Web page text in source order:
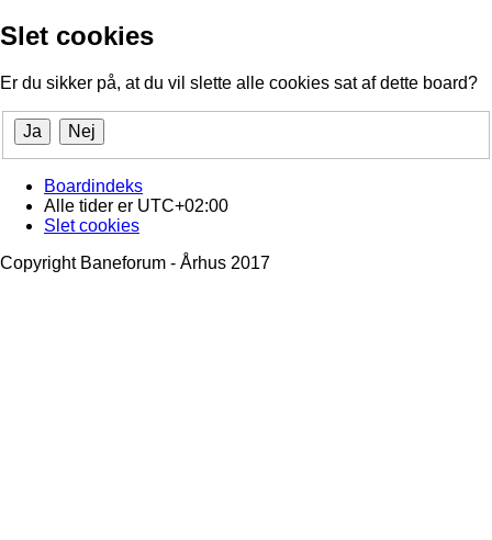
Slet cookies
Er du sikker på, at du vil slette alle cookies sat af dette board?
Boardindeks
Alle tider er UTC+02:00
Slet cookies
Copyright Baneforum - Århus 2017